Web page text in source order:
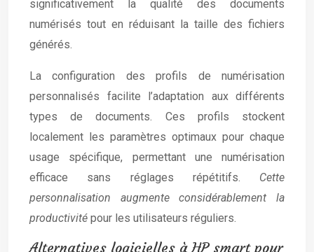
significativement la qualité des documents
numérisés tout en réduisant la taille des fichiers
générés.
La configuration des profils de numérisation
personnalisés facilite l’adaptation aux différents
types de documents. Ces profils stockent
localement les paramètres optimaux pour chaque
usage spécifique, permettant une numérisation
efficace sans réglages répétitifs. Cette
personnalisation augmente considérablement la
productivité pour les utilisateurs réguliers.
Alternatives logicielles à HP smart pour